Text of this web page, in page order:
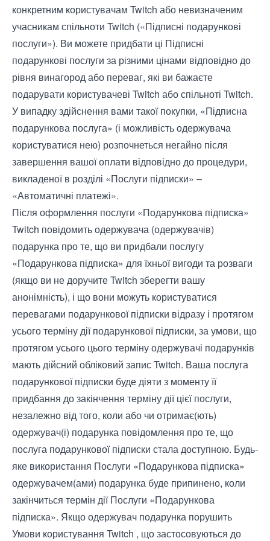
конкретним користувачам Twitch або невизначеним
учасникам спільноти Twitch («Підписні подарункові
послуги»). Ви можете придбати ці Підписні
подарункові послуги за різними цінами відповідно до
рівня винагород або переваг, які ви бажаєте
подарувати користувачеві Twitch або спільноті Twitch.
У випадку здійснення вами такої покупки, «Підписна
подарункова послуга» (і можливість одержувача
користуватися нею) розпочнеться негайно після
завершення вашої оплати відповідно до процедури,
викладеної в розділі «Послуги підписки» –
«Автоматичні платежі».
Після оформлення послуги «Подарункова підписка»
Twitch повідомить одержувача (одержувачів)
подарунка про те, що ви придбали послугу
«Подарункова підписка» для їхньої вигоди та розваги
(якщо ви не доручите Twitch зберегти вашу
анонімність), і що вони можуть користуватися
перевагами подарункової підписки відразу і протягом
усього терміну дії подарункової підписки, за умови, що
протягом усього цього терміну одержувачі подарунків
мають дійсний обліковий запис Twitch. Ваша послуга
подарункової підписки буде діяти з моменту її
придбання до закінчення терміну дії цієї послуги,
незалежно від того, коли або чи отримає(ють)
одержувач(і) подарунка повідомлення про те, що
послуга подарункової підписки стала доступною. Будь-
яке використання Послуги «Подарункова підписка»
одержувачем(ами) подарунка буде припинено, коли
закінчиться термін дії Послуги «Подарункова
підписка». Якщо одержувач подарунка порушить
Умови користування Twitch , що застосовуються до